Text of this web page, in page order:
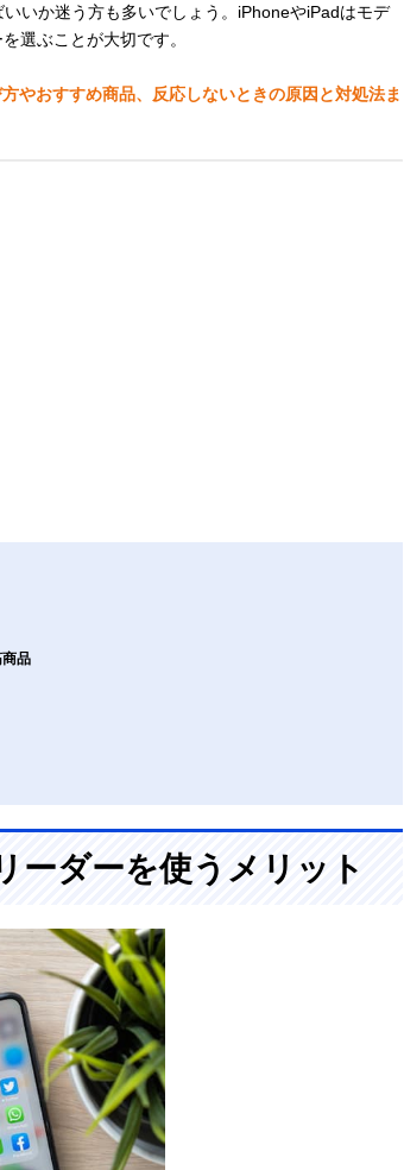
いか迷う方も多いでしょう。iPhoneやiPadはモデ
選ぶことが大切です。
やおすすめ商品、反応しないときの原因と対処法ま
品
ーダーを使うメリット